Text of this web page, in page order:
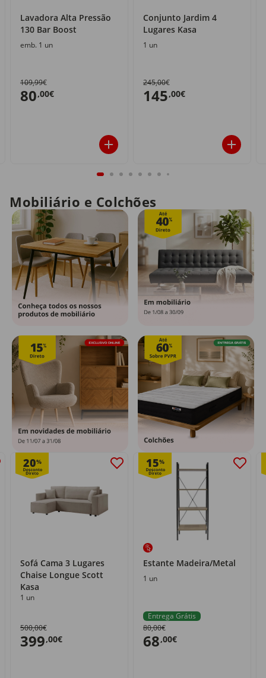
Lavadora Alta Pressão
130 Bar Boost
emb. 1 un
109,99€
80,00€
Conjunto Jardim 4
Lugares Kasa
1 un
245,00€
145,00€
Mobiliário e Colchões
20%
Sofá Cama 3 Lugares
Chaise Longue Scott
Kasa
1 un
500,00€
399,00€
15%
Estante Madeira/Metal
1 un
Entrega Grátis
80,00€
68,00€